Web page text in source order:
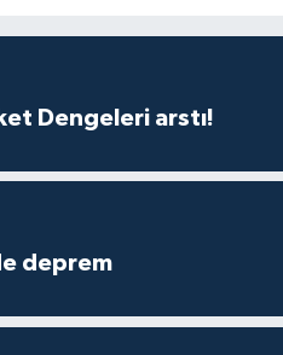
Dengeleri arstı!
deprem